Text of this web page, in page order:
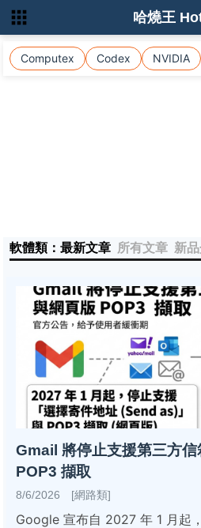
Computex Codex NVIDIA
哈燒王
軟體類：最新文章 所有文章 新
Gmail 將停止支援第三方信
POP3 擷取
8/6/2026 [網路類]
Google 宣布自 2027 年 1 月起